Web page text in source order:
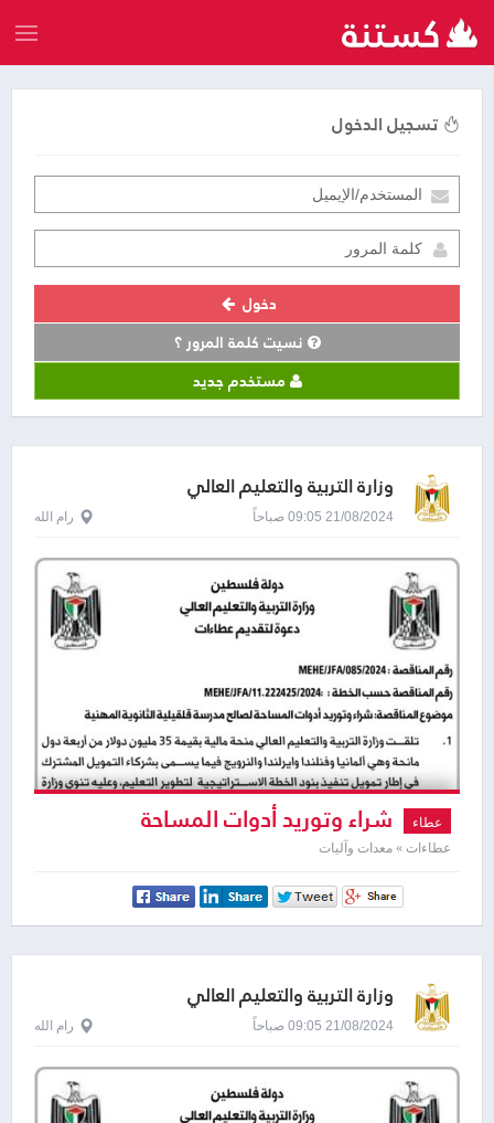
تسجيل الدخول
دخول
نسيت كلمة المرور ؟
مستخدم جديد
وزارة التربية والتعليم العالي
21/08/2024 09:05 صباحاً رام الله
عطاء شراء وتوريد أدوات المساحة
عطاءات » معدات وآليات
وزارة التربية والتعليم العالي
21/08/2024 09:05 صباحاً رام الله